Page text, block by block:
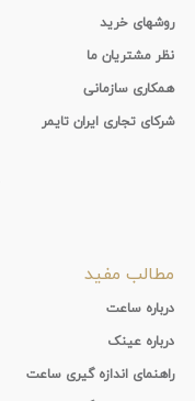
روشهای خرید
نظر مشتریان ما
همکاری سازمانی
شرکای تجاری ایران تایمر
مطالب مفید
درباره ساعت
درباره عینک
راهنمای اندازه گیری ساعت